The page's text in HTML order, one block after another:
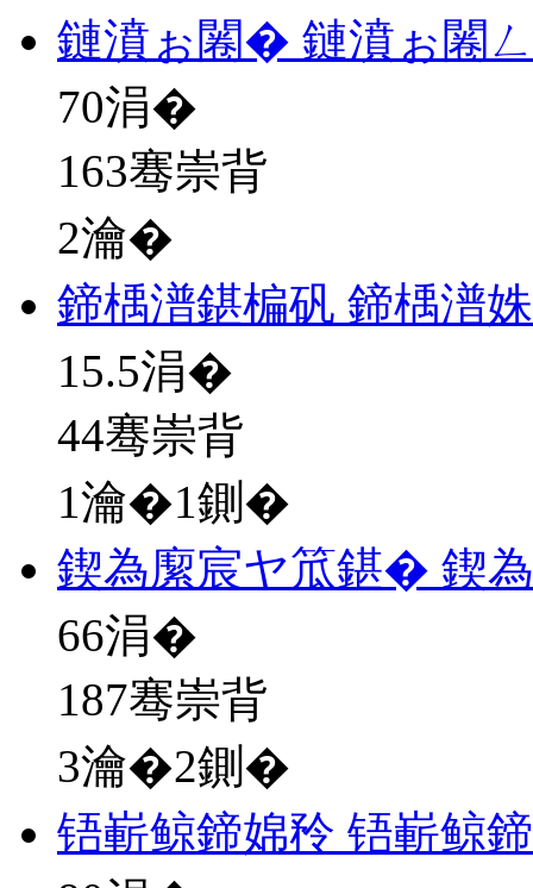
鏈濆ぉ闂� 鏈濆ぉ闂
70涓�
163骞崇背
2瀹�
鍗楀潽鍖楄矾 鍗楀潽
15.5涓�
44骞崇背
1瀹�1鍘�
鍥為緳宸ヤ笟鍖� 鍥
66涓�
187骞崇背
3瀹�2鍘�
铻嶄鲸鍗婂矝 铻嶄鲸